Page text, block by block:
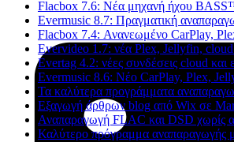
Flacbox 7.6: Νέα μηχανή ήχου
Evermusic 8.7: Πραγματική
Flacbox 7.4: Ανανεωμένο CarPlay,
Evervideo 1.7: νέα Plex, Jellyfin, cloud
Evertag 4.2: νέες συνδέσεις cloud και
Evermusic 8.6: Νέο CarPlay, Plex,
Τα καλύτερα προγράμματα
Εξαγωγή άρθρων blog από Wix σε
Αναπαραγωγή FLAC και DSD χωρίς
Καλύτερο πρόγραμμα αναπαραγωγής